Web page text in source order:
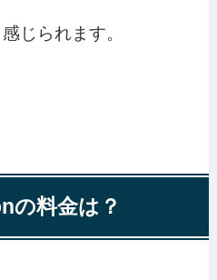
じられます。
の料金は？